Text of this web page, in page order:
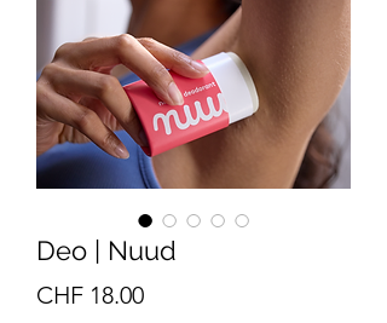
Deo | Nuud
CHF 18.00Preis